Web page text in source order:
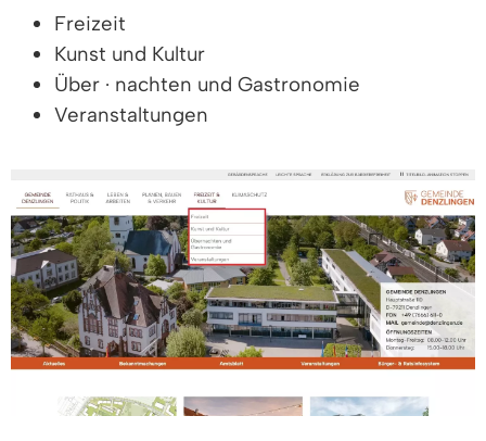
Freizeit
Kunst und Kultur
Über · nachten und Gastronomie
Veranstaltungen